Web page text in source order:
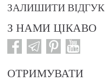
ЗАЛИШИТИ ВІДГУК
З НАМИ ЦІКАВО
ОТРИМУВАТИ